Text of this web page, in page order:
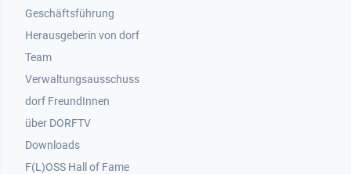
Geschäftsführung
Herausgeberin von dorf
Team
Verwaltungsausschuss
dorf FreundInnen
Footer 3
über DORFTV
Downloads
F(L)OSS Hall of Fame